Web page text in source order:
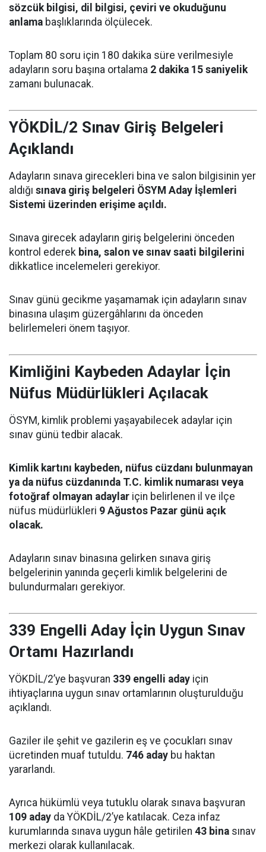
sözcük bilgisi, dil bilgisi, çeviri ve okuduğunu
anlama başlıklarında ölçülecek.
Toplam 80 soru için 180 dakika süre verilmesiyle
adayların soru başına ortalama 2 dakika 15 saniyelik
zamanı bulunacak.
YÖKDİL/2 Sınav Giriş Belgeleri
Açıklandı
Adayların sınava girecekleri bina ve salon bilgisinin yer
aldığı sınava giriş belgeleri ÖSYM Aday İşlemleri
Sistemi üzerinden erişime açıldı.
Sınava girecek adayların giriş belgelerini önceden
kontrol ederek bina, salon ve sınav saati bilgilerini
dikkatlice incelemeleri gerekiyor.
Sınav günü gecikme yaşamamak için adayların sınav
binasına ulaşım güzergâhlarını da önceden
belirlemeleri önem taşıyor.
Kimliğini Kaybeden Adaylar İçin
Nüfus Müdürlükleri Açılacak
ÖSYM, kimlik problemi yaşayabilecek adaylar için
sınav günü tedbir alacak.
Kimlik kartını kaybeden, nüfus cüzdanı bulunmayan
ya da nüfus cüzdanında T.C. kimlik numarası veya
fotoğraf olmayan adaylar için belirlenen il ve ilçe
nüfus müdürlükleri 9 Ağustos Pazar günü açık
olacak.
Adayların sınav binasına gelirken sınava giriş
belgelerinin yanında geçerli kimlik belgelerini de
bulundurmaları gerekiyor.
339 Engelli Aday İçin Uygun Sınav
Ortamı Hazırlandı
YÖKDİL/2’ye başvuran 339 engelli aday için
ihtiyaçlarına uygun sınav ortamlarının oluşturulduğu
açıklandı.
Gaziler ile şehit ve gazilerin eş ve çocukları sınav
ücretinden muaf tutuldu. 746 aday bu haktan
yararlandı.
Ayrıca hükümlü veya tutuklu olarak sınava başvuran
109 aday da YÖKDİL/2’ye katılacak. Ceza infaz
kurumlarında sınava uygun hâle getirilen 43 bina sınav
merkezi olarak kullanılacak.